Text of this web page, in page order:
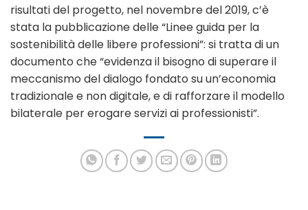
risultati del progetto, nel novembre del 2019, c’è
stata la pubblicazione delle “Linee guida per la
sostenibilità delle libere professioni”: si tratta di un
documento che “evidenza il bisogno di superare il
meccanismo del dialogo fondato su un’economia
tradizionale e non digitale, e di rafforzare il modello
bilaterale per erogare servizi ai professionisti”.